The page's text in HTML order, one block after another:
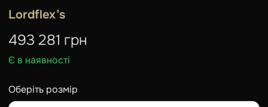
Lordflex’s
493 281 грн
Є в наявності
Оберіть розмір